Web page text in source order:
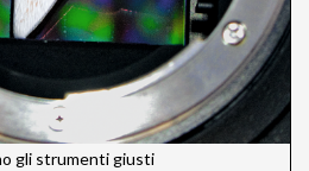
gli strumenti giusti